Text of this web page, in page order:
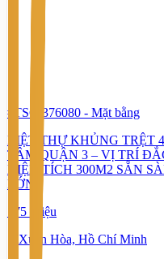
#TS63376080 - Mặt bằng
BIỆT THỰ KHỦNG TRỆT
TÂM QUẬN 3 – VỊ TRÍ
DIỆN TÍCH 300M2 SẴN
LỚN
175 Triệu
Xuân Hòa, Hồ Chí Minh